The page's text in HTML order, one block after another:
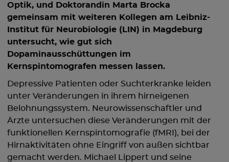
Optik, und Doktorandin Marta Brocka
gemeinsam mit weiteren Kollegen am Leibniz-
Institut für Neurobiologie (LIN) in Magdeburg
untersucht, wie gut sich
Dopaminausschüttungen im
Kernspintomografen messen lassen.
Depressive Patienten oder Suchterkranke leiden
unter Veränderungen in ihrem hirneigenen
Belohnungssystem. Neurowissenschaftler und
Ärzte untersuchen diese Veränderungen mit der
funktionellen Kernspintomografie (fMRI), bei der
Hirnaktivitäten ohne Eingriff von außen sichtbar
gemacht werden. Michael Lippert und seine